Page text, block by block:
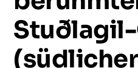
(südlicher